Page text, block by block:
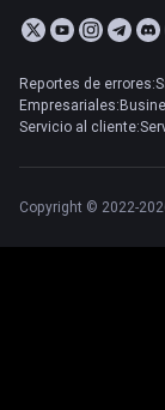
Reportes de
Servicio al
Copyright © 2022-